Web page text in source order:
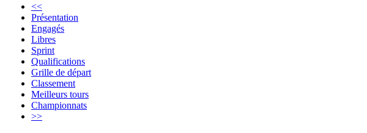
<<
Présentation
Engagés
Libres
Sprint
Qualifications
Grille de départ
Classement
Meilleurs tours
Championnats
>>